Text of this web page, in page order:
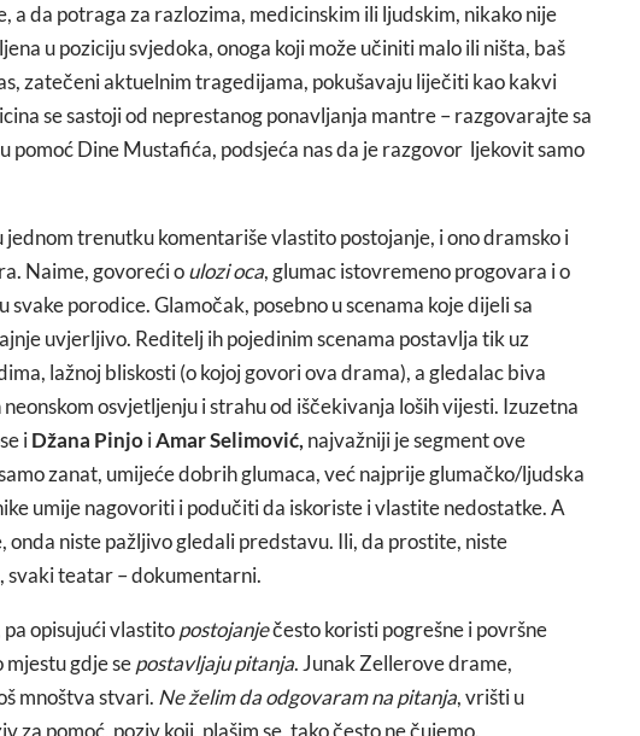
a da potraga za razlozima, medicinskim ili ljudskim, nikako nije
u poziciju svjedoka, onoga koji može učiniti malo ili ništa, baš
zatečeni aktuelnim tragedijama, pokušavaju liječiti kao kakvi
se sastoji od neprestanog ponavljanja mantre – razgovarajte sa
pomoć Dine Mustafića, podsjeća nas da je razgovor ljekovit samo
trenutku komentariše vlastito postojanje, i ono dramsko i
Naime, govoreći oulozi oca, glumac istovremeno progovara i o
porodice. Glamočak, posebno u scenama koje dijeli sa
uvjerljivo. Reditelj ih pojedinim scenama postavlja tik uz
lažnoj bliskosti (o kojoj govori ova drama), a gledalac biva
neonskom osvjetljenju i strahu od iščekivanja loših vijesti. Izuzetna
iDžana PinjoiAmar Selimović,najvažniji je segment ove
zanat, umijeće dobrih glumaca, već najprije glumačko/ljudska
umije nagovoriti i podučiti da iskoriste i vlastite nedostatke. A
onda niste pažljivo gledali predstavu. Ili, da prostite, niste
svaki teatar – dokumentarni.
opisujući vlastitopostojanječesto koristi pogrešne i površne
mjestu gdje sepostavljaju pitanja. Junak Zellerove drame,
mnoštva stvari. Ne želim da odgovaram na pitanja, vrišti u